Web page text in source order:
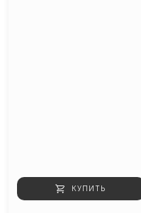
КУПИТЬ